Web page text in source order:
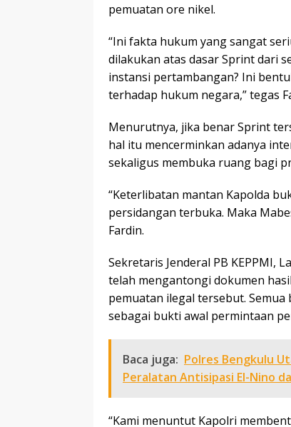
pemuatan ore nikel.
“Ini fakta hukum yang sangat
dilakukan atas dasar Sprint dari
instansi pertambangan? Ini
terhadap hukum negara,” tegas
Menurutnya, jika benar Sprint
hal itu mencerminkan adanya
sekaligus membuka ruang bagi
“Keterlibatan mantan Kapolda
persidangan terbuka. Maka
Fardin.
Sekretaris Jenderal PB KEPPMI,
telah mengantongi dokumen
pemuatan ilegal tersebut.
sebagai bukti awal permintaan
Baca juga: Polres Bengkulu
Peralatan Antisipasi El-Nino
“Kami menuntut Kapolri